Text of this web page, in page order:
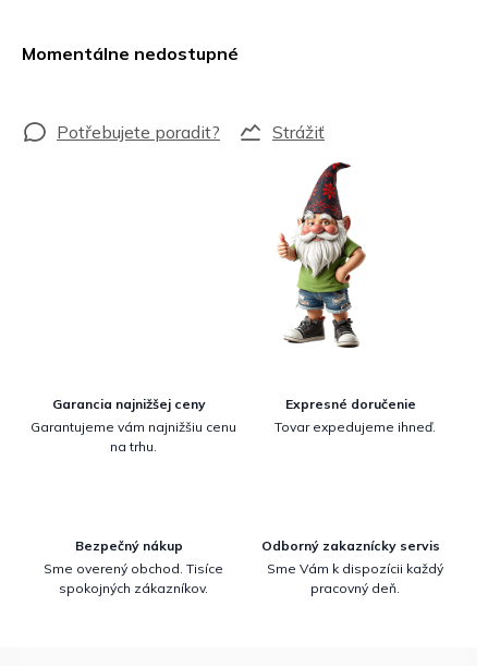
Momentálne nedostupné
Strážiť
Garancia najnižšej ceny
Garantujeme vám najnižšiu cenu
na trhu.
Expresné doručenie
Tovar expedujeme ihneď.
Bezpečný nákup
Sme overený obchod. Tisíce
spokojných zákazníkov.
Odborný zakaznícky servis
Sme Vám k dispozícii každý
pracovný deň.